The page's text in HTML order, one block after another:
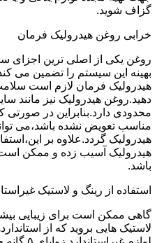
گزاف شوید.
خرابی روغن هیدرولیک فرمان
روغن یکی از اصلی ترین اجزای
بهینه این سیستم را تضمین می
هیدرولیک فرمان لازم است
دهید.روغن هیدرولیک نیز مانند
محدودی دارد.بنابراین در
مناسب تعویض نشده باشد،می
هیدرولیک گردد.علاوه بر
هیدرولیک آسیب زده و ممکن
باشد.
استفاده از رینگ و لاستیک
گاهی ممکن است برای زیبایی
لاستیک هایی بروید که از